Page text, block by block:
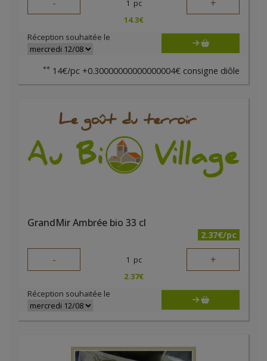
- 1 pc +
14.3€
Réception souhaitée le
** 14€/pc +0.30000000000000004€ consigne diôle
GrandMir Ambrée bio 33 cl
2.37€/pc
- 1 pc +
2.37€
Réception souhaitée le